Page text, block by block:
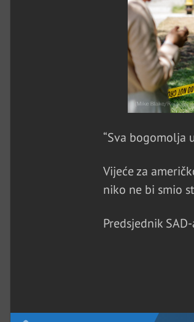
“Sva bogomolja
Vijeće za
niko ne bi smio
Predsjednik